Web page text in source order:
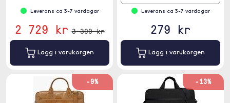
Leverans ca 3-7 vardagar
2 729 kr 3 399 kr
Lägg i varukorgen
Leverans ca 3-7 vardagar
279 kr
Lägg i varukorgen
-9% -13%